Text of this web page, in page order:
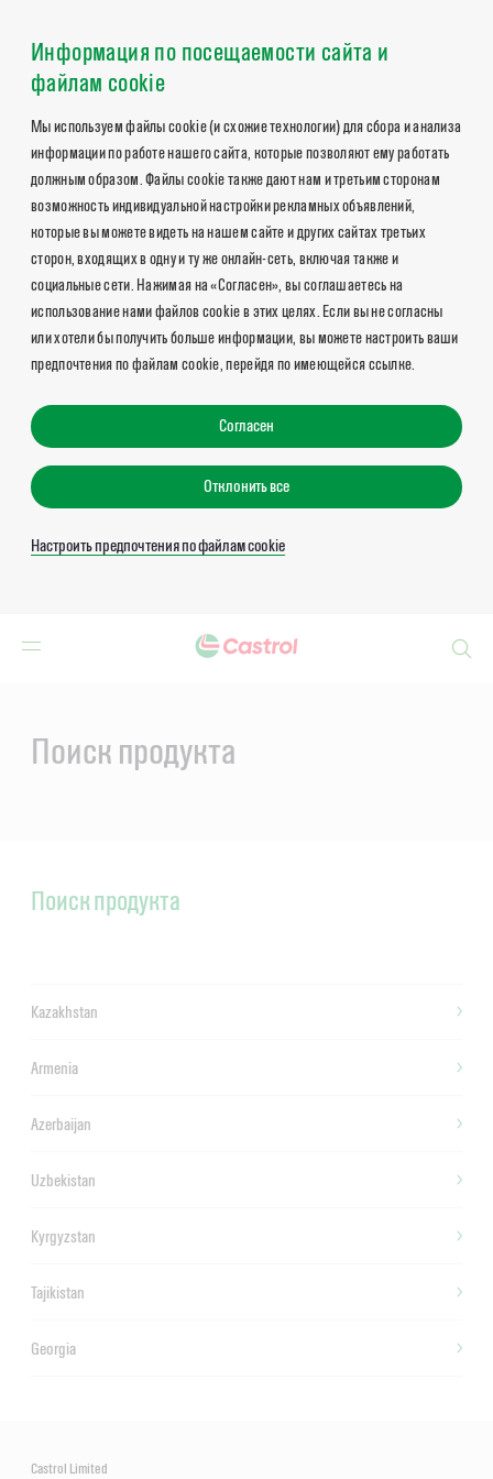
Информация по посещаемости сайта и
файлам cookie
Мы используем файлы cookie (и схожие технологии) для сбора и анализа
информации по работе нашего сайта, которые позволяют ему работать
должным образом. Файлы cookie также дают нам и третьим сторонам
возможность индивидуальной настройки рекламных объявлений,
которые вы можете видеть на нашем сайте и других сайтах третьих
сторон, входящих в одну и ту же онлайн-сеть, включая также и
социальные сети. Нажимая на «Согласен», вы соглашаетесь на
использование нами файлов cookie в этих целях. Если вы не согласны
или хотели бы получить больше информации, вы можете настроить ваши
предпочтения по файлам cookie, перейдя по имеющейся ссылке.
Согласен
Отклонить все
Настроить предпочтения по файлам cookie
Поиск продукта
Поиск продукта
Kazakhstan
Armenia
Azerbaijan
Uzbekistan
Kyrgyzstan
Tajikistan
Georgia
Castrol Limited